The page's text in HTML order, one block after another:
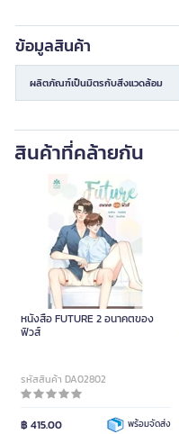
ข้อมูลสินค้า
ผลิตภัณฑ์เป็นมิตรกับสิ่งแวดล้อม
สินค้าที่คล้ายกัน
หนังสือ FUTURE 2 อนาคตของ
ฟิวส์
รหัสสินค้า DA02802
฿ 415.00 พร้อมจัดส่ง